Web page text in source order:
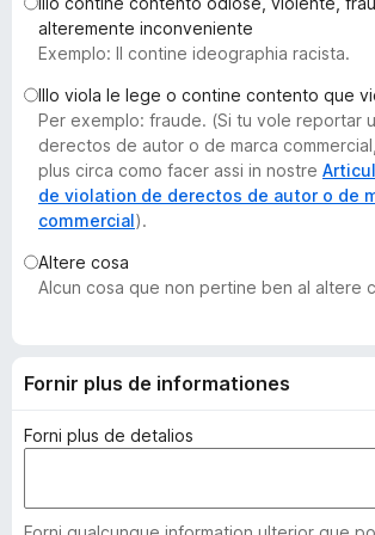
t
r
F
i
r
o
alteremente inconveniente
Exemplo: Il contine ideographia racista.
Illo viola le lege o contine contento que
Per exemplo: fraude. (Si tu vole reportar
derectos de autor o de marca
plus circa como facer assi in nostre
de violation de derectos de autor o de
commercial).
Altere cosa
Alcun cosa que non pertine ben al altere
Fornir plus de informationes
Forni plus de detalios